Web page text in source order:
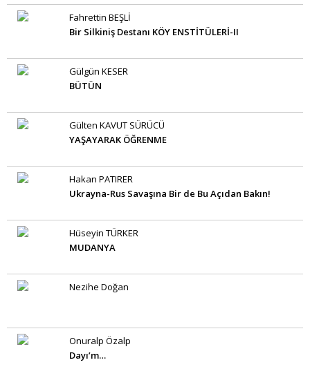
Fahrettin BEŞLİ
Bir Silkiniş Destanı KÖY ENSTİTÜLERİ-II
Gülgün KESER
BÜTÜN
Gülten KAVUT SÜRÜCÜ
YAŞAYARAK ÖĞRENME
Hakan PATIRER
Ukrayna-Rus Savaşına Bir de Bu Açıdan Bakın!
Hüseyin TÜRKER
MUDANYA
Nezihe Doğan
Onuralp Özalp
Dayı’m…